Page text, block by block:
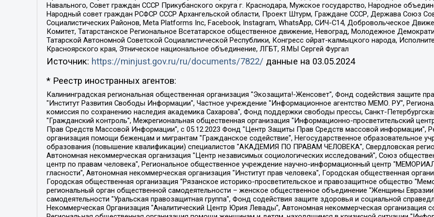
Навального, Совет граждан СССР Прикубанского округа г. Краснодара, Мужское государство, Народное
Народный совет граждан РСФСР СССР Архангельской области, Проект Штурм, Граждане СССР, Держава Союз
Социалистических Районов, Meta Platforms Inc, Facebook, Instagram, WhatsApp, СИЧ-С14, Добровольческое
Комитет, Татарстанское Региональное Всетатарское общественное движение, Невоград, Молодежное
Татарской Автономной Советской Социалистической Республики, Конгресс ойрат-калмыцкого народа,
Красноярского края, Этническое национальное объединение, ЛГБТ, Я.МЫ Сергей Фургал
Источник: https://minjust.gov.ru/ru/documents/7822/ данные на 03.05.2024
* Реестр иностранных агентов:
Калининградская региональная общественная организация "Экозащита!-Женсовет", Фонд содействия защите прав и свобод граждан "Общественный вердикт", Фонд "Институт Развития Свободы Информации", Частное учреждение "Информационное агентство МЕМО. РУ", Региональная общественная организация "Общественная комиссия по сохранению наследия академика Сахарова", Фонд поддержки свободы прессы, Санкт-Петербургская общественная правозащитная организация "Гражданский контроль", Межрегиональная общественная организация "Информационно-просветительский центр "Мемориал", Региональный Фонд "Центр Защиты Прав Средств Массовой Информации", с 05.12.2023 Фонд "Центр Защиты Прав Средств массовой информации", Региональная общественная благотворительная организация помощи беженцам и мигрантам "Гражданское содействие", Негосударственное образовательное учреждение дополнительного профессионального образования (повышение квалификации) специалистов "АКАДЕМИЯ ПО ПРАВАМ ЧЕЛОВЕКА", Свердловская региональная общественная организация "Сутяжник", Автономная некоммерческая организация "Центр независимых социологических исследований", Союз общественных объединений "Российский исследовательский центр по правам человека", Региональное общественное учреждение научно-информационный центр "МЕМОРИАЛ", Некоммерческая организация "Фонд защиты гласности", Автономная некоммерческая организация "Институт прав человека", Городская общественная организация "Екатеринбургское общество "МЕМОРИАЛ", Городская общественная организация "Рязанское историко-просветительское и правозащитное общество "Мемориал" (Рязанский Мемориал), Челябинский региональный орган общественной самодеятельности – женское общественное объединение "Женщины Евразии", Челябинский региональный орган общественной самодеятельности "Уральская правозащитная группа", Фонд содействия защите здоровья и социальной справедливости имени Андрея Рылькова, Автономная Некоммерческая Организация "Аналитический Центр Юрия Левады", Автономная некоммерческая организация социальной поддержки населения "Проект Апрель", Региональная общественная организация помощи женщинам и детям, находящимся в кризисной ситуации "Информационно-методический центр "Анна", Фонд содействия развитию массовых коммуникаций и правовому просвещению "Так-так-Так", Фонд содействия устойчивому развитию "Серебряная тайга", Свердловский региональный общественный фонд социальных проектов "Новое время", "Idel.Реалии", Кавказ.Реалии, Крым.Реалии, Телеканал Настоящее Время, Татаро-башкирская служба Радио Свобода (Azatliq Radiosi), Радио Свободная Европа/Радио Свобода (PCE/PC), "Сибирь.Реалии", "Фактограф", Благотворительный фонд помощи осужденным и их семьям, Автономная некоммерческая организация "Институт глобализации и социальных движений", Фонд "В защиту прав заключенных", Частное учреждение "Центр поддержки и содействия развитию средств массовой информации", Пензенский региональный общественный благотворительный фонд "Гражданский союз", "Север.Реалии", Некоммерческая организация Фонд "Правовая инициатива", Общество с ограниченной ответственностью "Радио Свободная Европа/Радио Свобода", Чешское информационное агентство "MEDIUM-ORIENT", Красноярская региональная общественная организация "Мы против СПИДа", Камалягин Денис Николаевич, Маркелов Сергей Евгеньевич, Пономарев Лев Александрович, Савицкая Людмила Алексеевна, Автономная некоммерческая организация "Центр по работе с проблемой насилия "НАСИЛИЮ.НЕТ", Межрегиональный профессиональный союз работников здравоохранения "Альянс врачей", Юридическое лицо, зарегистрированное в Латвийской Республике, SIA "Medusa Project" (регистрационный номер 40103797863, дата регистрации 10.06.2014), Некоммерческая организация "Фонд по борьбе с коррупцией", Автономная некоммерческая организация "Институт права и публичной политики", Баданин Роман Сергеевич, Гликин Максим Александрович, Железнова Мария Михайловна, Лукьянова Юлия Сергеевна, Маетная Елизавета Витальевна, Маняхин Петр Борисович, Чуракова Ольга Владимировна, Ярош Юлия Петровна, Юридическое лицо "The Insider SIA", зарегистрированное в Риге, Латвийская Республика (дата регистрации 26.06.2015), являющееся администратором доменного имени интернет-издания "The Insider SIA", https://theins.ru, Постернак Алексей Евгеньевич, Рубин Михаил Аркадьевич, Анин Роман Александрович, Юридическое лицо Istories fonds, зарегистрированное в Латвийской Республике (регистрационный номер 50008295751, дата регистрации 24.02.2020), Великовский Дмитрий Александрович, Долинина Ирина Николаевна, Мароховская Алеся Алексеевна, Шлейнов Роман Юрьевич, Шмагун Олеся Валентиновна, Общество с ограниченной ответственностью "Альтаир 2021", Общество с ограниченной ответственностью "Вега 2021", Общество с ограниченной ответственностью "Главный редактор 2021", Общество с ограниченной ответственностью "Ромашки монолит", Важенков Артем Валерьевич, Ивановская областная общественная организация "Центр гендерных исследований", Гурман Юрий Альбертович, Медиапроект "ОВД-Инфо", Егоров Владимир Владимирович, Жилинский Владимир Александрович, Общество с ограниченной ответственностью "ЗП", Иванова София Юрьевна, Карезина Инна Павловна, Кильтау Екатерина Викторовна, Петров Алексей Викторович, Пискунов Сергей Евгеньевич, Смирнов Сергей Сергеевич, Тихонов Михаил Сергеевич, Общество с ограниченной ответственностью "ЖУРНАЛИСТ-ИНОСТРАННЫЙ АГЕНТ", Арапова Галина Юрьевна, Вольтская Татьяна Анатольевна, Американская компания "Mason G.E.S. Anonymous Foundation" (США), являющаяся владельцем интернет-издания https://mnews.world/, Компания "Stichting Bellingcat", зарегистрированная в Нидерландах (дата регистрации 11.07.2018), Захаров Андрей Вячеславович, Клепиковская Екатерина Дмитриевна, Общество с ограниченной ответственностью "МЕМО", Перл Роман Александрович, Симонов Евгений Алексеевич, Соловьева Елена Анатольевна, Сотников Даниил Владимирович, Сурначева Елизавета Дмитриевна, Автономная некоммерческая организация по защите прав человека и информированию населения "Якутия – Наше Мнение", Общество с ограниченной ответственностью "Москоу диджитал медиа", с 26.01.2023 Общество с ограниченной ответственностью "Чайка Белые сады", Ветошкина Валерия Валерьевна, Заговора Максим Александрович, Межрегиональное общественное движение "Российская ЛГБТ - сеть", Оленичев Максим Владимирович, Павлов Иван Юрьевич, Скворцова Елена Сергеевна, Общество с ограниченной ответственностью "Как бы инагент", Кочетков Игорь Викторович, Общество с ограниченной ответственностью "Честные выборы", Еланчик Олег Александрович, Общество с ограниченной ответственностью "Нобелевский призыв", Гималова Регина Эмилевна, Григорьев Андрей Валерьевич, Григорьева Алина Александровна, Ассоциация по содействию защите прав призывников, альтернативнослужащих и военнослужащих "Правозащитная группа